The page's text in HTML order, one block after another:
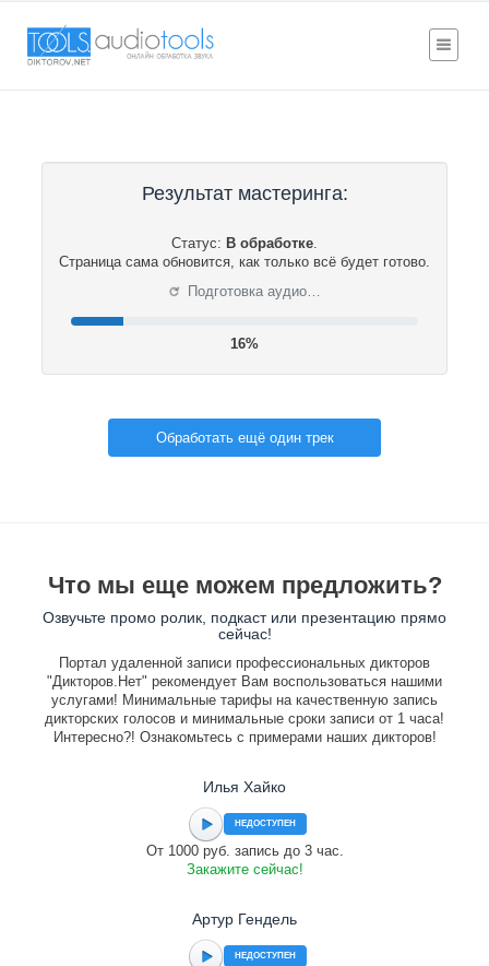
Результат мастеринга:
Статус: В обработке.
Страница сама обновится, как только всё будет готово.
⟳ Подготовка аудио…
17%
Обработать ещё один трек
Что мы еще можем предложить?
Озвучьте промо ролик, подкаст или презентацию прямо
сейчас!
Портал удаленной записи профессиональных дикторов
"Дикторов.Нет" рекомендует Вам воспользоваться нашими
услугами! Минимальные тарифы на качественную запись
дикторских голосов и минимальные сроки записи от 1 часа!
Интересно?! Ознакомьтесь с примерами наших дикторов!
Илья Хайко
НЕДОСТУПЕН
От 1000 руб. запись до 3 час.
Закажите сейчас!
Артур Гендель
НЕДОСТУПЕН